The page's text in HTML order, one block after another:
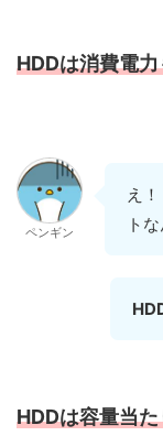
HDDは消費電
ペンギン
え
ト
HDDは容量当